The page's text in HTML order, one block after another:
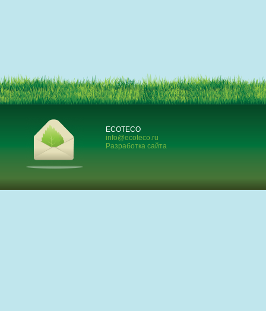
ECOTECO
info@ecoteco.ru
Разработка сайта